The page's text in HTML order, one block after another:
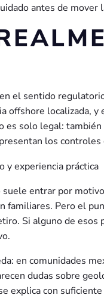
antes de mover
el sentido
offshore localizada, y
es solo legal:
los controles
entrar por
familiares. Pero el
Si alguno de
en comunidades
dudas sobre
explica con